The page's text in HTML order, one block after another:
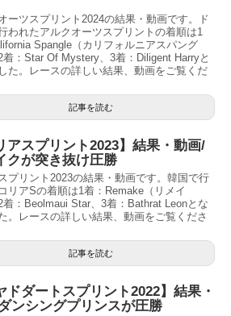
ーツスプリント2024の結果・動画です。ド
われたアルクオーツスプリントの着順は1
Spangle（カリフォルニアスパング
着：Star Of Mystery、3着：Diligent Harryと
た。レースの詳しい結果、動画をご覧くだ
記事を読む
アスプリント2023】結果・動画/
クが突き抜け圧勝
プリント2023の結果・動画です。韓国で行
リアSの着順は1着：Remake（リメイ
着：Beolmaui Star、3着：Bathrat Leonとな
。レースの詳しい結果、動画をご覧くださ
記事を読む
ドダートスプリント2022】結果・
ンシングプリンスが圧勝